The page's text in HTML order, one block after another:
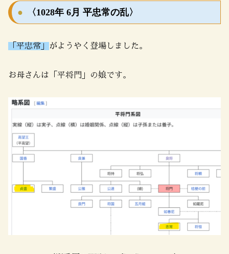
〈1028年 6月 平忠常の乱〉
「平忠常」 がようやく登場しました。
お母さんは「平将門」の娘です。